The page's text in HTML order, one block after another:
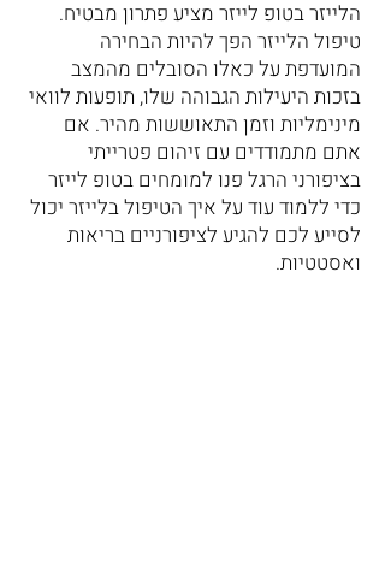
הלייזר בטופ לייזר מציע פתרון מבטיח.
טיפול הלייזר הפך להיות הבחירה
המועדפת על כאלו הסובלים מהמצב
בזכות היעילות הגבוהה שלו, תופעות לוואי
מינימליות וזמן התאוששות מהיר. אם
אתם מתמודדים עם זיהום פטרייתי
בציפורני הרגל פנו למומחים בטופ לייזר
כדי ללמוד עוד על איך הטיפול בלייזר יכול
לסייע לכם להגיע לציפורניים בריאות
ואסטטיות.